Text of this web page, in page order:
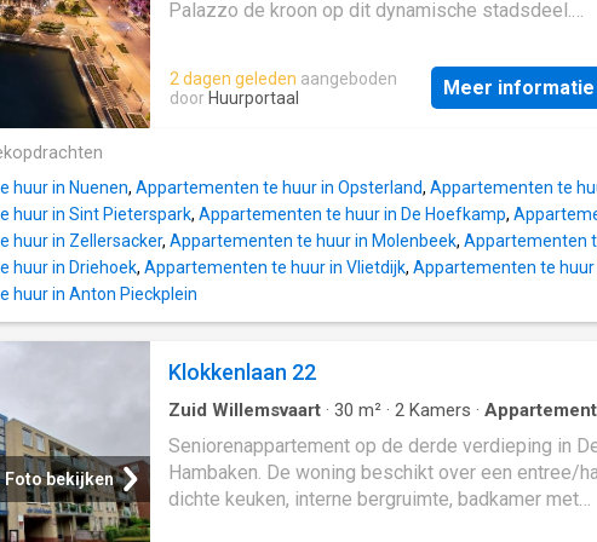
Palazzo de kroon op dit dynamische stadsdeel.
levendige en veelzijdige wijk, gelegen direct naast
het Centraal Station en op loopafstand van de
koffiebars en terrassen, of maak een wandeling
door het aangrenzende natuurgebied de Gement.
wijk staat bekend om haar eigentijdse architectuur,
uitstekende bereikbaarheid en hoogwaardige
voorzieningen. XL-large: 137 m² woonoppervlakte
met 3 slaapkamers, groot balkon en ruime
ruim woont Luxe en comfort Het appartement is
instapklaar en tot in de puntjes afgewerkt. *
afgewerkte wanden en een hoogwaardige PVC-
vloer * een luxe, volledig uitgeruste keuken met
kookeiland en downdraft afzuiging * een moderne
2 dagen geleden aangeboden
door Huurportaal Meer informatie
huur in Nuenen, Appartementen te huur in Opsterland, Appartementen te
huur in Sint Pieterspark, Appartementen te huur in De Hoefkamp,
huur in Zellersacker, Appartementen te huur in Molenbeek, Appartementen
huur in Driehoek, Appartementen te huur in Vlietdijk, Appartementen te huur
huur in Anton Pieckplein
Foto bekijken
Klokkenlaan 22
Zuid Willemsvaart · 30 m² · 2 Kamers · Appartement
Seniorenappartement op de derde verdieping in
Hambaken. De woning beschikt over een entree/
dichte keuken, interne bergruimte, badkamer met